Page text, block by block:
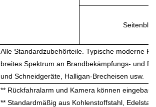
Alle Standardzubehörteile. Typische moderne
breites Spektrum an Brandbekämpfungs- und
und Schneidgeräte, Halligan-Brecheisen usw.
** Rückfahralarm und Kamera können eingebaut
** Standardmäßig aus Kohlenstoffstahl,